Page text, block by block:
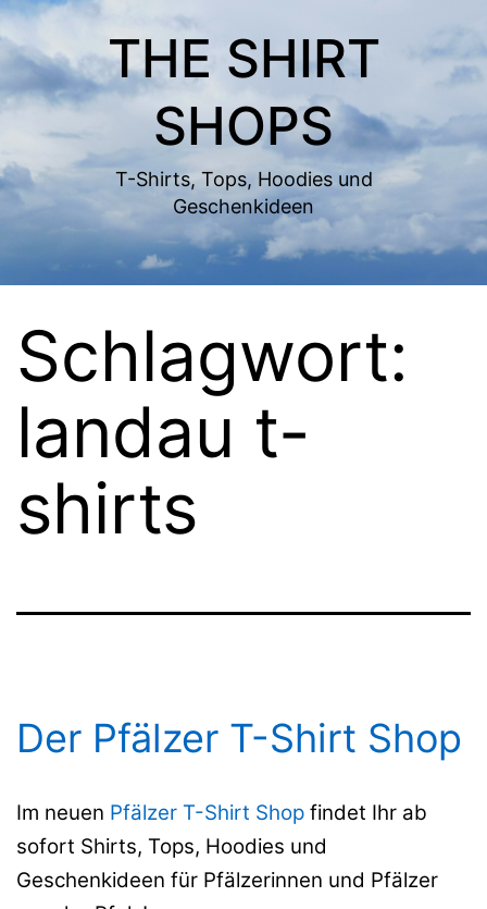
Zum
Inhalt
springen
THE SHIRT
SHOPS
T-Shirts, Tops, Hoodies und
Geschenkideen
Schlagwort:
landau t-
shirts
Der Pfälzer T-Shirt Shop
Im neuen Pfälzer T-Shirt Shop findet Ihr ab
sofort Shirts, Tops, Hoodies und
Geschenkideen für Pfälzerinnen und Pfälzer